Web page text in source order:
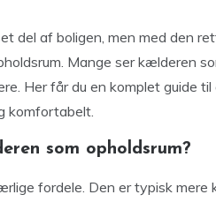
del af boligen, men med den
Mange ser kælderen
Her får du en komplet guide
komfortabelt.
som opholdsrum?
fordele. Den er typisk mere